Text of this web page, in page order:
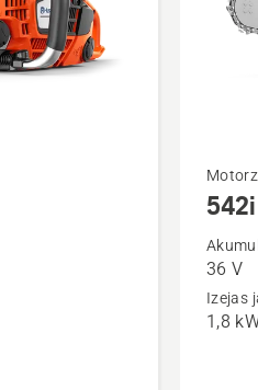
Skatīt
vairāk
par
542i
XP®
36 V
Izejas
1,8